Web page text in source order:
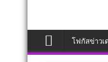
โฟกัสข่าวเ